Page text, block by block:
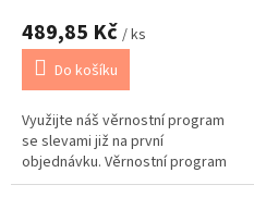
489,85 Kč / ks
Do košíku
Využijte náš věrnostní program
se slevami již na první
objednávku. Věrnostní program